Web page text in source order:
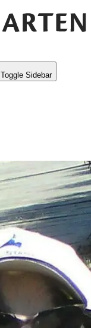
Toggle Sidebar